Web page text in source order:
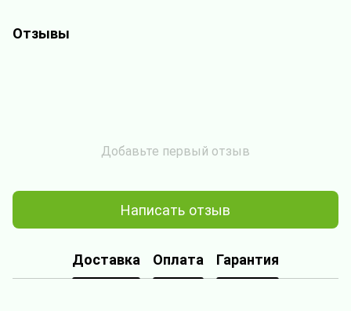
Отзывы
Добавьте первый отзыв
Написать отзыв
Доставка Оплата Гарантия